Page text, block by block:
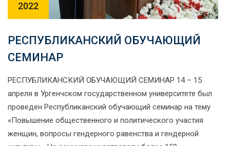
2022
РЕСПУБЛИКАНСКИЙ ОБУЧАЮЩИЙ
СЕМИНАР​
РЕСПУБЛИКАНСКИЙ ОБУЧАЮЩИЙ СЕМИНАР 14 – 15
апреля в Ургенчском государственном университете был
проведен Республиканский обучающий семинар на тему
«Повышение общественного и политического участия
женщин, вопросы гендерного равенства и гендерной